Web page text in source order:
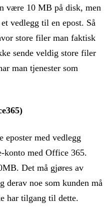
være 10 MB på disk, men
vedlegg til en epost. Så
store filer man faktisk
sende veldig store filer
man tjenester som
eposter med vedlegg
konto med Office 365.
Det må gjøres av
derav noe som kunden må
har tilgang til dette.